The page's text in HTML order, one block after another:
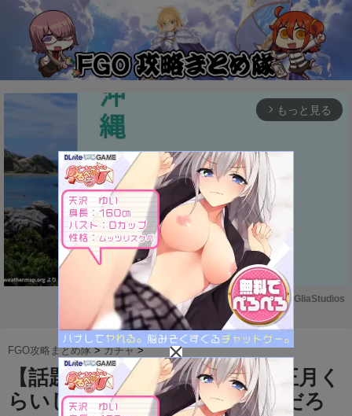
arrow_forward_ios もっと見る
M
u
t
e
Powered by GliaStudios
FGO攻略まとめ隊 >ガチャ >
【話題】あの鯖実装するなら正月く
らいしかもうタイミング無いだろ